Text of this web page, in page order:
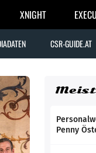
XNIGHT
CSR-GUIDE.AT
Penny